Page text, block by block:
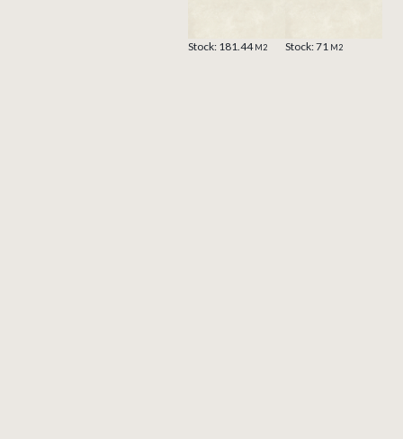
Stock: 181.44 M2 Stock: 71 M2